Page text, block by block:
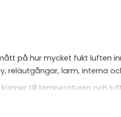
på hur mycket fukt luften
larm, interna
till temperaturen och
och mögel under